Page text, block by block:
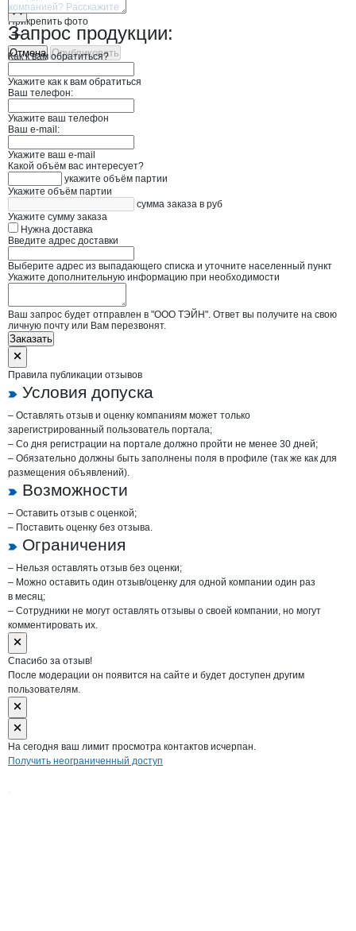
Прикрепить фото
Отмена Опубликовать
Запрос продукции:
Как к вам обратиться?
Укажите как к вам обратиться
Ваш телефон:
Укажите ваш телефон
Ваш e-mail:
Укажите ваш e-mail
Какой объём вас интересует?
укажите объём партии
Укажите объём партии
сумма заказа в руб
Укажите сумму заказа
Нужна доставка
Введите адрес доставки
Выберите адрес из выпадающего списка и уточните населенный пункт
Укажите дополнительную информацию при необходимости
Ваш запрос будет отправлен в "ООО ТЭЙН". Ответ вы получите на свою
личную почту или Вам перезвонят.
Заказать
Правила публикации отзывов
Условия допуска
– Оставлять отзыв и оценку компаниям может только
зарегистрированный пользователь портала;
– Со дня регистрации на портале должно пройти не менее 30 дней;
– Обязательно должны быть заполнены поля в профиле (так же как для
размещения объявлений).
Возможности
– Оставить отзыв с оценкой;
– Поставить оценку без отзыва.
Ограничения
– Нельзя оставлять отзыв без оценки;
– Можно оставить один отзыв/оценку для одной компании один раз
в месяц;
– Сотрудники не могут оставлять отзывы о своей компании, но могут
комментировать их.
Спасибо за отзыв!
После модерации он появится на сайте и будет доступен другим
пользователям.
На сегодня ваш лимит просмотра контактов исчерпан.
Получить неограниченный доступ